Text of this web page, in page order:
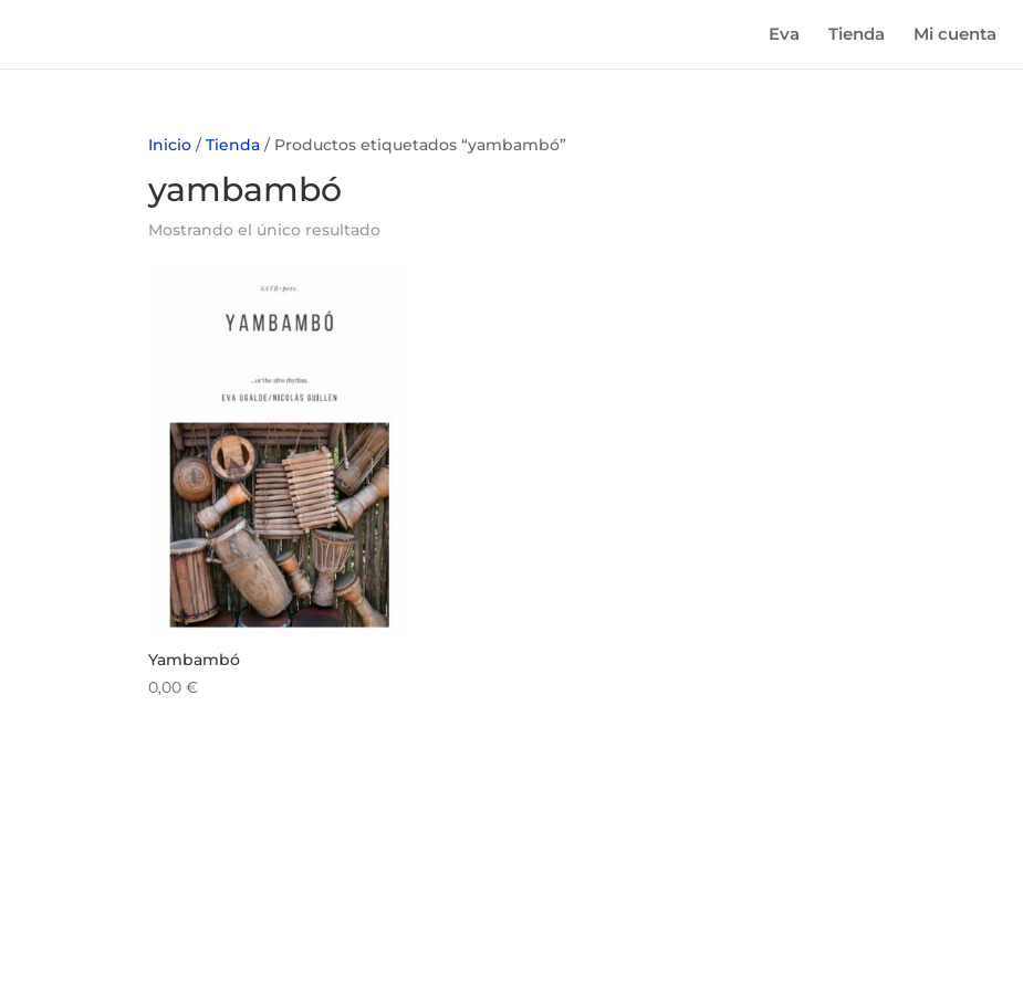
Eva Tienda Mi cuenta
Inicio /Tienda / Productos etiquetados “yambambó”
yambambó
Mostrando el único resultado
Yambambó
0,00€